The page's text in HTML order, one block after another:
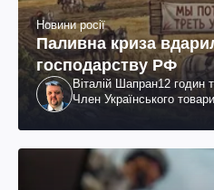
Новини росії
Паливна криза
господарству РФ
Віталій Шапран12 годин
Член Українського